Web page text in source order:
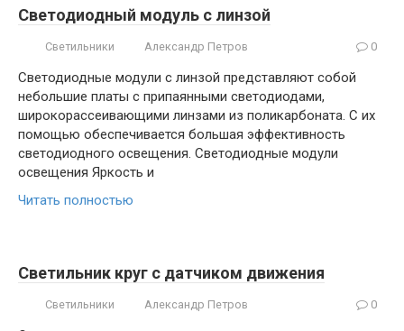
Светодиодный модуль с линзой
Светильники Александр Петров 0
Светодиодные модули с линзой представляют собой
небольшие платы с припаянными светодиодами,
широкорассеивающими линзами из поликарбоната. С их
помощью обеспечивается большая эффективность
светодиодного освещения. Светодиодные модули
освещения Яркость и
Читать полностью
Светильник круг с датчиком движения
Светильники Александр Петров 0